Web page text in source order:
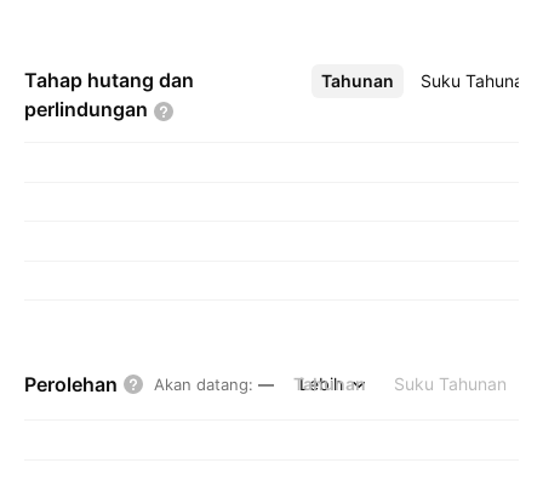
Tahap hutang dan
perlindungan
Tahunan Suku Tahunan
Lebih
Perolehan Akan datang: — Tahunan Suku Tahunan
Lebih